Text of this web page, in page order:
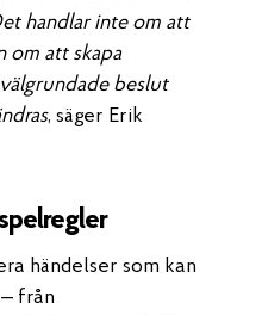
handlar inte om att
om att skapa
beslut
, säger Erik
händelser som kan
från